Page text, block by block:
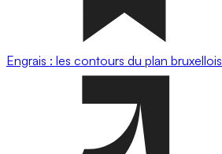
Engrais : les contours du plan bruxellois